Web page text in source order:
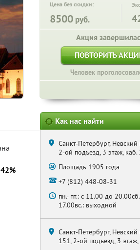
Цена без скидки:
8500 руб.
Акция
ПОВТОРИТЬ
Человек
Как нас найти
Санкт-Петербург,
2-ой подъезд, 3 этаж, каб.
Площадь 1905 года
+7 (812) 448-08-31
пн.- пт.: с 11.00 до
17.00вс.: выходной
Санкт-Петербург, Невский
151, 2-ой подъезд, 3 этаж,